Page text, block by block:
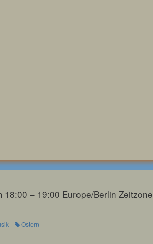
18:00 – 19:00 Europe/Berlin Zeitzone
Ostern